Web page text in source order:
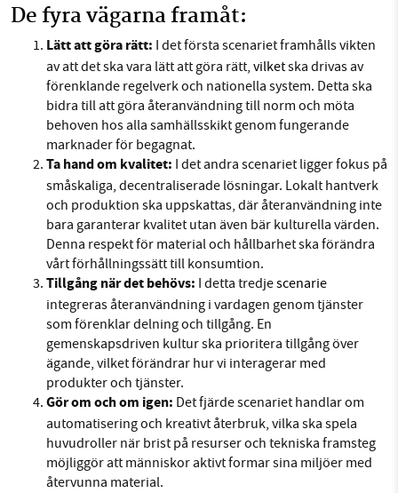
De fyra vägarnaframåt:
Lätt att göra rätt: I det första scenariet framhålls vikten
av att det ska vara lätt att göra rätt, vilketska drivas av
förenklande regelverk och nationella system. Detta ska
bidra till att göra återanvändning till norm och möta
behoven hos alla samhällsskikt genom fungerande
marknader för begagnat.
Ta hand om kvalitet: I det andra scenariet ligger fokus på
småskaliga, decentraliserade lösningar. Lokalt hantverk
och produktion ska uppskattas, där återanvändning inte
bara garanterar kvalitet utan även bär kulturella värden.
Denna respekt för material och hållbarhet ska förändra
vårt förhållningssätt till konsumtion.
Tillgång när det behövs: I detta tredjescenarie
integreras återanvändning i vardagen genom tjänster
som förenklar delning och tillgång. En
gemenskapsdriven kultur ska prioritera tillgång över
ägande, vilket förändrar hur vi interagerar med
produkter och tjänster.
Gör om och om igen: Det fjärde scenariet handlar om
automatisering och kreativt återbruk, vilka ska spela
huvudroller när brist på resurser och tekniska framsteg
möjliggör att människor aktivt formar sina miljöer med
återvunna material.
Läs vad vi vill göra